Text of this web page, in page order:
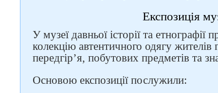
Експозиція
У музеї давньої історії та етнографії
колекцію автентичного одягу жителів
передгір’я, побутових предметів та
Основою експозиції послужили: